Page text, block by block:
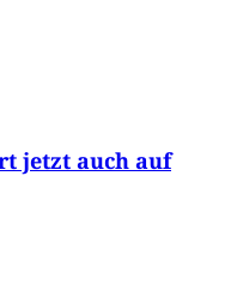
jetzt auch auf